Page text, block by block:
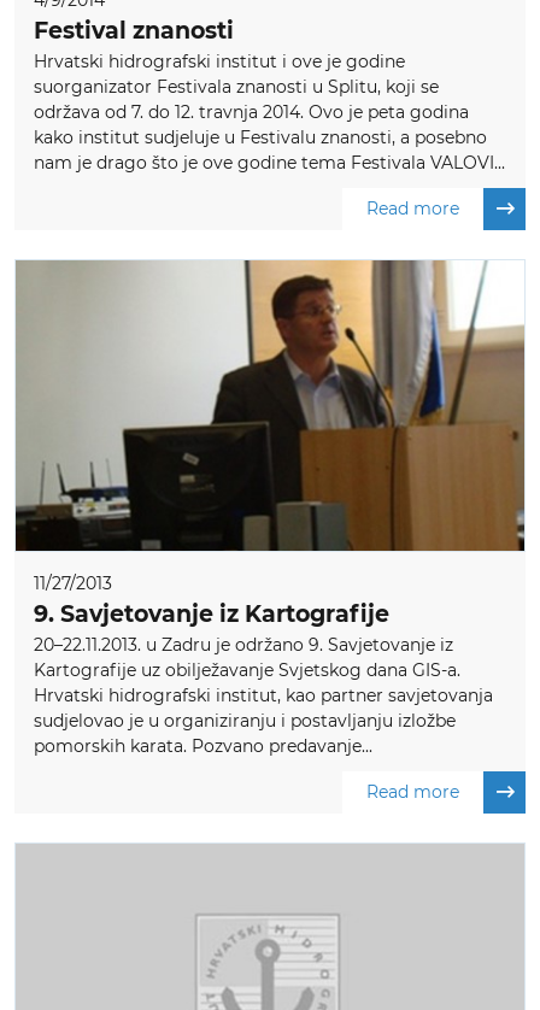
Festival znanosti
Hrvatski hidrografski institut i ove je godine
suorganizator Festivala znanosti u Splitu, koji se
održava od 7. do 12. travnja 2014. Ovo je peta godina
kako institut sudjeluje u Festivalu znanosti, a posebno
nam je drago što je ove godine tema Festivala VALOVI...
Read more
11/27/2013
9. Savjetovanje iz Kartografije
20–22.11.2013. u Zadru je održano 9. Savjetovanje iz
Kartografije uz obilježavanje Svjetskog dana GIS-a.
Hrvatski hidrografski institut, kao partner savjetovanja
sudjelovao je u organiziranju i postavljanju izložbe
pomorskih karata. Pozvano predavanje...
Read more